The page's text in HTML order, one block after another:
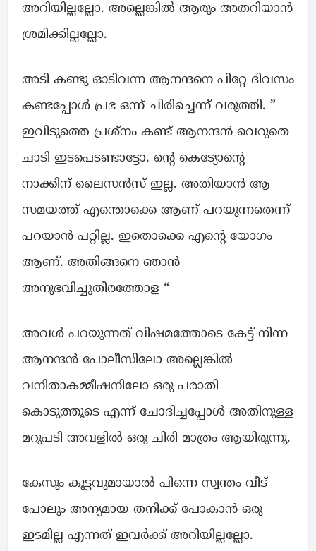
അറിയില്ലല്ലോ. അല്ലെങ്കിൽ ആരും അതറിയാൻ
ശ്രമിക്കില്ലല്ലോ.
അടി കണ്ടു ഓടിവന്ന ആനന്ദനെ പിറ്റേ ദിവസം
കണ്ടപ്പോൾ പ്രഭ ഒന്ന് ചിരിച്ചെന്ന് വരുത്തി. ”
ഇവിടുത്തെ പ്രശ്നം കണ്ട് ആനന്ദൻ വെറുതെ
ചാടി ഇടപെടണ്ടാട്ടോ. ന്റെ കെട്യോന്റെ
നാക്കിന് ലൈസൻസ് ഇല്ല. അതിയാൻ ആ
സമയത്ത് എന്തൊക്കെ ആണ് പറയുന്നതെന്ന്
പറയാൻ പറ്റില്ല. ഇതൊക്കെ എന്റെ യോഗം
ആണ്. അതിങ്ങനെ ഞാൻ
അനുഭവിച്ചുതീരത്തോള “
അവൾ പറയുന്നത് വിഷമത്തോടെ കേട്ട് നിന്ന
ആനന്ദൻ പോലീസിലോ അല്ലെങ്കിൽ
വനിതാകമ്മീഷനിലോ ഒരു പരാതി
കൊടുത്തൂടെ എന്ന് ചോദിച്ചപ്പോൾ അതിനുള്ള
മറുപടി അവളിൽ ഒരു ചിരി മാത്രം ആയിരുന്നു.
കേസും കൂട്ടവുമായാൽ പിന്നെ സ്വന്തം വീട്
പോലും അന്യമായ തനിക്ക് പോകാൻ ഒരു
ഇടമില്ല എന്നത് ഇവർക്ക് അറിയില്ലല്ലോ.